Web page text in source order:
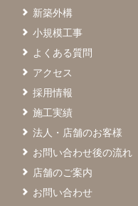
新築外構
小規模工事
よくある質問
アクセス
採用情報
施工実績
法人・店舗のお客様
お問い合わせ後の流れ
店舗のご案内
お問い合わせ